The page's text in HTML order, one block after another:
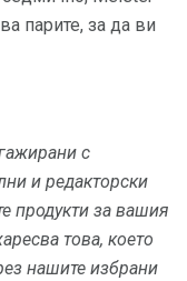
парите, за да ви
с
и редакторски
продукти за вашия
това, което
нашите избрани